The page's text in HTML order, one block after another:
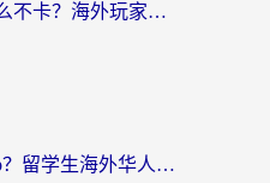
加拿大玩第九大陆怎么不卡？海外玩家国服游戏加速全攻略（附足球世界萤火突击实测）
在国外怎么看优酷app？留学生海外华人必看的无限制追剧指南